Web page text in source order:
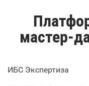
мастер-
ИБС Экспертиза